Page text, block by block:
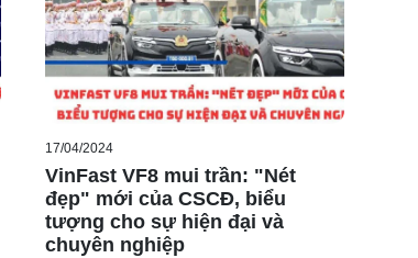
17/04/2024
VinFast VF8 mui trần: "Nét
đẹp" mới của CSCĐ, biểu
tượng cho sự hiện đại và
chuyên nghiệp